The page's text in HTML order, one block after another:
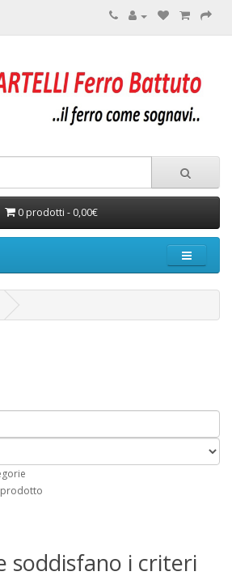
0 prodotti - 0,00€
prodotto
soddisfano i criteri